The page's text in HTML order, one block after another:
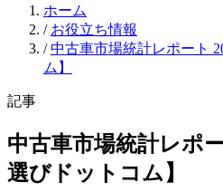
ホーム
/ お役立ち情報
/ 中古車市場統計レポート
ム】
記事
中古車市場統計レポ
選びドットコム】